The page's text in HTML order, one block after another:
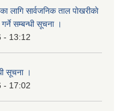
लागि सार्वजनिक ताल पाेखरीकाे
सम्बन्धी सूचना ।
- 13:12
सूचना ।
- 17:02